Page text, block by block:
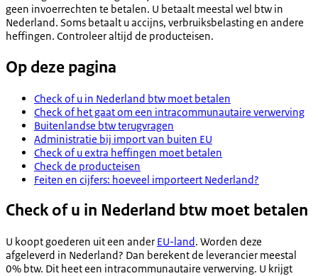
geen invoerrechten te betalen. U betaalt meestal wel btw in
Nederland. Soms betaalt u accijns, verbruiksbelasting en andere
heffingen. Controleer altijd de producteisen.
Op deze pagina
Check of u in Nederland btw moet betalen
Check of het gaat om een intracommunautaire verwerving
Buitenlandse btw terugvragen
Administratie bij import van buiten EU
Check of u extra heffingen moet betalen
Check de producteisen
Feiten en cijfers: hoeveel importeert Nederland?
Check of u in Nederland btw moet betalen
U koopt goederen uit een ander EU-land. Worden deze
afgeleverd in Nederland? Dan berekent de leverancier meestal
0% btw. Dit heet een intracommunautaire verwerving. U krijgt